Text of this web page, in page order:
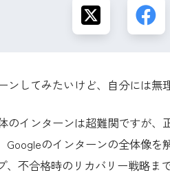
ンしてみたいけど、自分には
のインターンは超難関ですが
Googleのインターンの全体像
、不合格時のリカバリー戦略ま